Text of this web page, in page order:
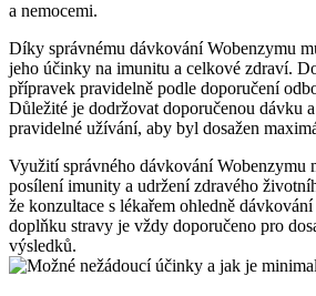
a nemocemi.
Díky správnému dávkování Wobenzymu
jeho účinky na imunitu a celkové zdraví.
přípravek pravidelně podle doporučení
Důležité je dodržovat doporučenou dávku
pravidelné užívání, aby byl dosažen
Využití správného dávkování Wobenzymu
posílení imunity a udržení zdravého
že konzultace s lékařem ohledně
doplňku stravy je vždy doporučeno pro
výsledků.